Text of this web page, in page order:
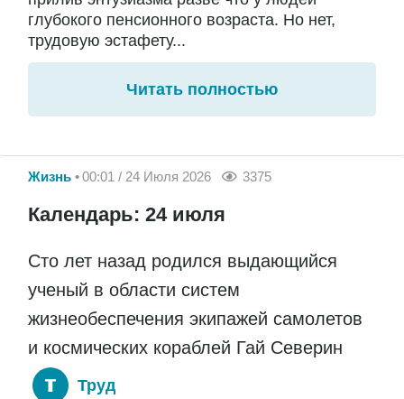
глубокого пенсионного возраста. Но нет,
трудовую эстафету...
Читать полностью
Жизнь 00:01 / 24 Июля 2026 3375
Календарь: 24 июля
Сто лет назад родился выдающийся
ученый в области систем
жизнеобеспечения экипажей самолетов
и космических кораблей Гай Северин
Труд